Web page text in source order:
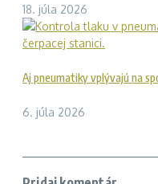
18. júla 2026
Aj pneumatiky vplývajú na
6. júla 2026